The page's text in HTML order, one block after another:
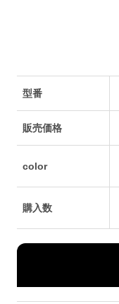
型番
販売価格
color
購入数